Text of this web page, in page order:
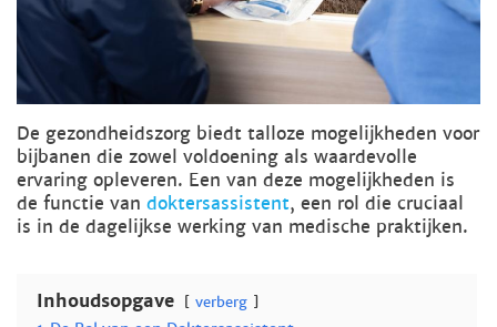
De gezondheidszorg biedt talloze mogelijkheden voor
bijbanen die zowel voldoening als waardevolle
ervaring opleveren. Een van deze mogelijkheden is
de functie van doktersassistent, een rol die cruciaal
is in de dagelijkse werking van medische praktijken.
Inhoudsopgave verberg